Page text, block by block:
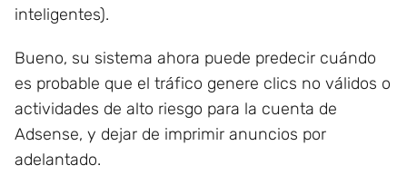
inteligentes).
Bueno, su sistema ahora puede predecir cuándo
es probable que el tráfico genere clics no válidos o
actividades de alto riesgo para la cuenta de
Adsense, y dejar de imprimir anuncios por
adelantado.